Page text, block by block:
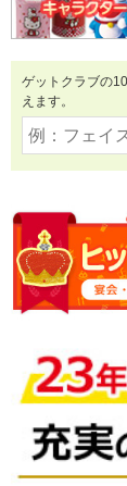
ゲットクラブの
えます。